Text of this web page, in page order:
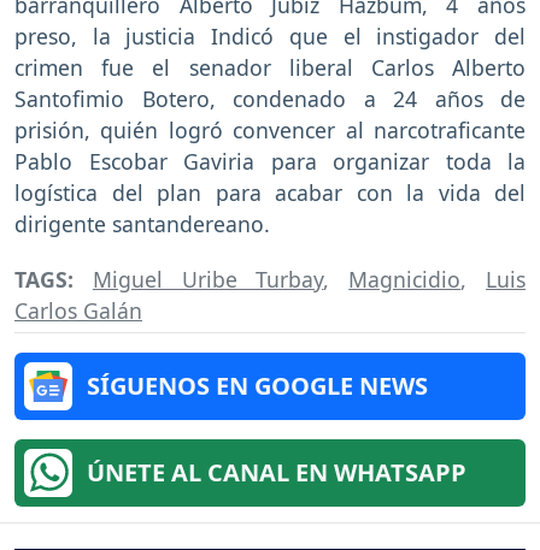
preso, la justicia Indicó que el instigador del
crimen fue el senador liberal Carlos Alberto
Santofimio Botero, condenado a 24 años de
prisión, quién logró convencer al narcotraficante
Pablo Escobar Gaviria para organizar toda la
logística del plan para acabar con la vida del
dirigente santandereano.
TAGS: Miguel Uribe Turbay, Magnicidio, Luis
Carlos Galán
SÍGUENOS EN GOOGLE NEWS
ÚNETE AL CANAL EN WHATSAPP